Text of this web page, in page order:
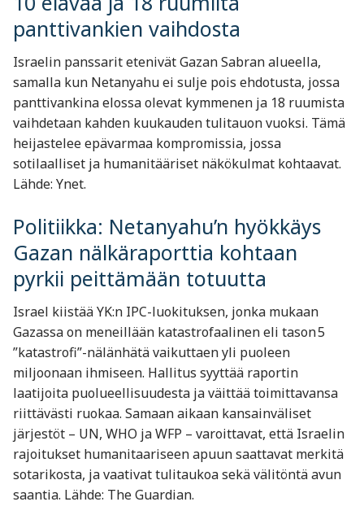
panttivankien vaihdosta
Israelin panssarit etenivät Gazan Sabran alueella,
samalla kun Netanyahu ei sulje pois ehdotusta, jossa
panttivankina elossa olevat kymmenen ja 18 ruumista
vaihdetaan kahden kuukauden tulitauon vuoksi. Tämä
heijastelee epävarmaa kompromissia, jossa
sotilaalliset ja humanitääriset näkökulmat kohtaavat.
Lähde: Ynet.
Politiikka: Netanyahu’n hyökkäys
Gazan nälkäraporttia kohtaan
pyrkii peittämään totuutta
Israel kiistää YK:n IPC-luokituksen, jonka mukaan
Gazassa on meneillään katastrofaalinen eli tason 5
”katastrofi”-nälänhätä vaikuttaen yli puoleen
miljoonaan ihmiseen. Hallitus syyttää raportin
laatijoita puolueellisuudesta ja väittää toimittavansa
riittävästi ruokaa. Samaan aikaan kansainväliset
järjestöt – UN, WHO ja WFP – varoittavat, että Israelin
rajoitukset humanitaariseen apuun saattavat merkitä
sotarikosta, ja vaativat tulitaukoa sekä välitöntä avun
saantia. Lähde: The Guardian.